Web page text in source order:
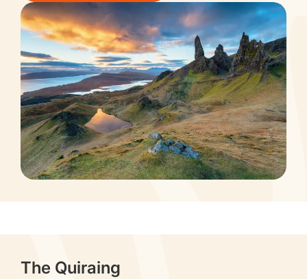
The Quiraing